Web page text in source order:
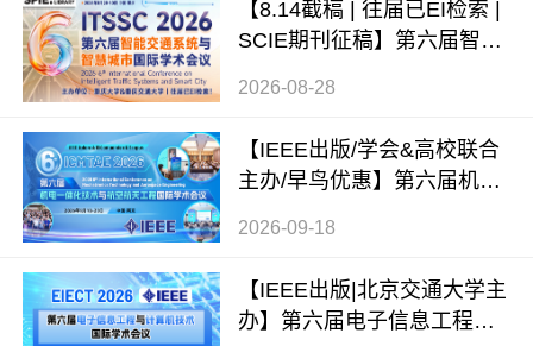
【8.14截稿 | 往届已EI检索 |
SCIE期刊征稿】第六届智能
术会议（ITSSC 2026）
2026-08-28
【IEEE出版/学会&高校联合
主办/早鸟优惠】第六届机电
国际学术会议（ICMTAE 202
2026-09-18
【IEEE出版|北京交通大学主
办】第六届电子信息工程与